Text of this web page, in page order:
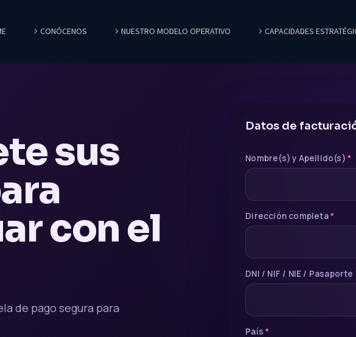
CONÓCENOS NUESTRO MODELO OPERATIVO CAPACIDADES
sus
con el
de pago segura para
Datos de
Nombre(s) y Apellido(s)*
Dirección completa*
DNI / NIF / NIE / Pasaporte
País*